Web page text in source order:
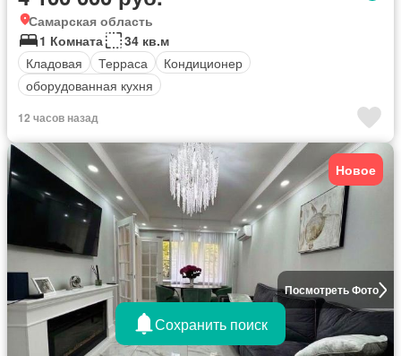
Самарская область
1 Комната
34 кв.м
Кладовая
Терраса
Кондиционер
оборудованная кухня
12 часов назад
Посмотреть Фото
Новое
Сохранить поиск